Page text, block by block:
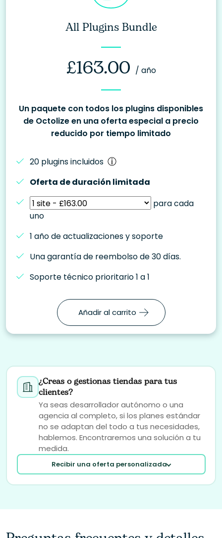
All Plugins Bundle
£163.00 / año
Un paquete con todos los plugins disponibles
de Octolize en una oferta especial a precio
reducido por tiempo limitado
20 plugins incluidos
Oferta de duración limitada
para cada
uno
1 año de actualizaciones y soporte
Una garantía de reembolso de 30 días.
Soporte técnico prioritario 1 a 1
Añadir al carrito
¿Creas o gestionas tiendas para tus
clientes?
Ya seas desarrollador autónomo o una
agencia al completo, si los planes estándar
no se adaptan del todo a tus necesidades,
hablemos. Encontraremos una solución a tu
medida.
Recibir una oferta personalizada